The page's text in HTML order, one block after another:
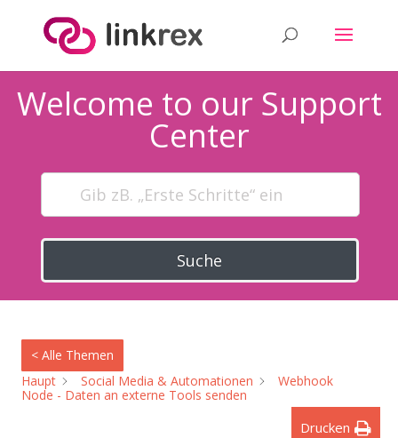
Welcome to our Support
Center
Suche
< Alle Themen
Haupt
Social Media & Automationen
Webhook
Node - Daten an externe Tools senden
Drucken